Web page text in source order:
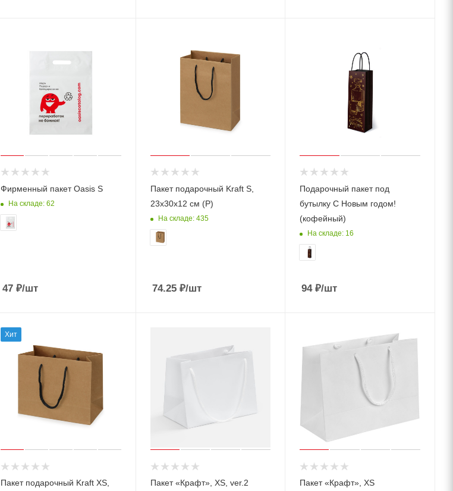
Фирменный пакет Oasis S
На складе: 62
47₽/шт
Пакет подарочный Kraft S,
23x30x12 см (Р)
На складе: 435
74.25₽/шт
Подарочный пакет под
бутылку С Новым годом!
(кофейный)
На складе: 16
94₽/шт
Хит
Пакет подарочный Kraft XS,
Пакет «Крафт», XS, ver.2 Пакет «Крафт», XS